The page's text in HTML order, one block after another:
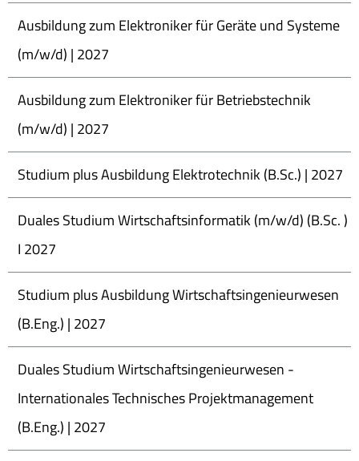
Ausbildung zum Elektroniker für Geräte und Systeme
(m/w/d) | 2027
Ausbildung zum Elektroniker für Betriebstechnik
(m/w/d) | 2027
Studium plus Ausbildung Elektrotechnik (B.Sc.) | 2027
Duales Studium Wirtschaftsinformatik (m/w/d) (B.Sc. )
I 2027
Studium plus Ausbildung Wirtschaftsingenieurwesen
(B.Eng.) | 2027
Duales Studium Wirtschaftsingenieurwesen -
Internationales Technisches Projektmanagement
(B.Eng.) | 2027